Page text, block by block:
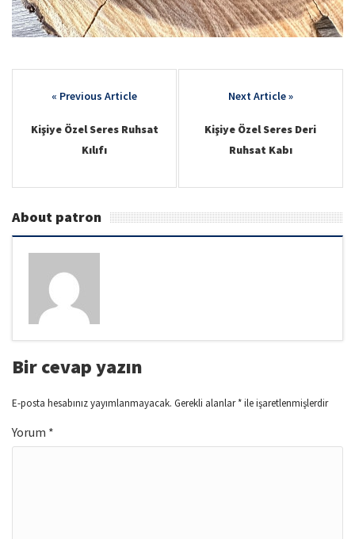
navigation
Kişiye Özel Seres Ruhsat
Kılıfı
Kişiye Özel Seres Deri
Ruhsat Kabı
About patron
Bir cevap yazın
E-posta hesabınız yayımlanmayacak. Gerekli alanlar*ile işaretlenmişlerdir
Yorum *